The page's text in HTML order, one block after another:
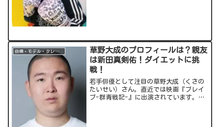
俳優・モデル・タレント
草野大成のプロフィールは？親友
は新田真剣佑！ダイエットに挑
戦！
若手俳優として注目の草野大成（くさの
たいせい）さん。直近では映画『ブレイ
ブ-群青戦記-』に出演されています。今